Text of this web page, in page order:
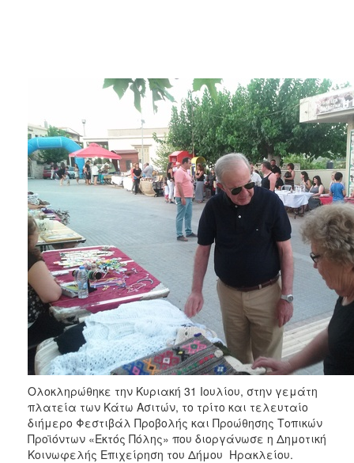
2006
ΔΗΜΟΤΗΣ
ΕΠΙΣΚΕΠΤΗΣ
ΗΡΑΚΛΕΙΟ
Ολοκληρώθηκε την Κυριακή 31 Ιουλίου, στην γεμάτη
πλατεία των Κάτω Ασιτών, το τρίτο και τελευταίο
διήμερο Φεστιβάλ Προβολής και Προώθησης Τοπικών
Προϊόντων «Εκτός Πόλης» που διοργάνωσε η Δημοτική
Κοινωφελής Επιχείρηση του Δήμου Ηρακλείου.